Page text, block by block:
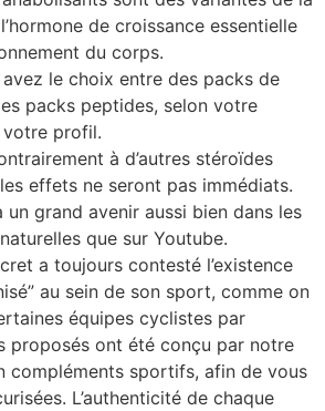
de croissance essentielle
du corps.
le choix entre des packs de
packs peptides, selon votre
profil.
à d’autres stéroïdes
effets ne seront pas immédiats.
un grand avenir aussi bien dans les
que sur Youtube.
a toujours contesté l’existence
au sein de son sport, comme on
équipes cyclistes par
proposés ont été conçu par notre
compléments sportifs, afin de vous
L’authenticité de chaque